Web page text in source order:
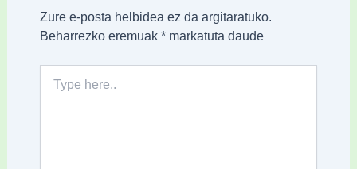
Zure e-posta helbidea ez da argitaratuko.
Beharrezko eremuak *markatuta daude
here..